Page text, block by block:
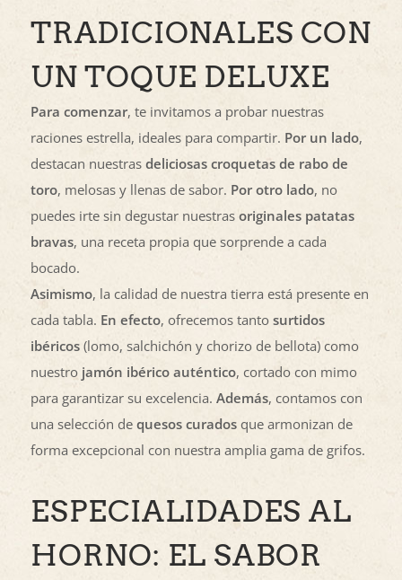
TRADICIONALES CON
UN TOQUE DELUXE
Para comenzar, te invitamos a probar nuestras
raciones estrella, ideales para compartir. Por un lado,
destacan nuestras deliciosas croquetas de rabo de
toro, melosas y llenas de sabor. Por otro lado, no
puedes irte sin degustar nuestras originales patatas
bravas, una receta propia que sorprende a cada
bocado.
Asimismo, la calidad de nuestra tierra está presente en
cada tabla. En efecto, ofrecemos tanto surtidos
ibéricos (lomo, salchichón y chorizo de bellota) como
nuestro jamón ibérico auténtico, cortado con mimo
para garantizar su excelencia. Además, contamos con
una selección de quesos curados que armonizan de
forma excepcional con nuestra amplia gama de grifos.
ESPECIALIDADES AL
HORNO: EL SABOR